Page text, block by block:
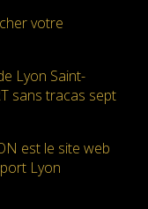
votre
Lyon Saint-
sans tracas sept
est le site web
Lyon